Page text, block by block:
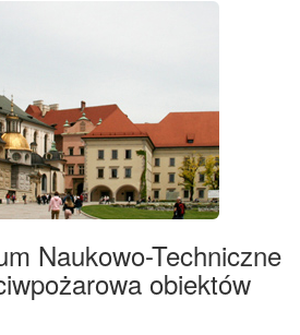
Naukowo-Techniczne
obiektów